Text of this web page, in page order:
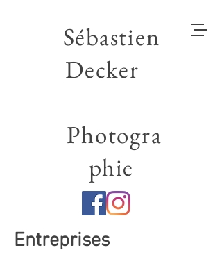
Sébastien
Decker
Photogra
phie
Entreprises